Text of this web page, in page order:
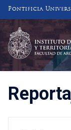
Pontificia
INSTITUTO
Y
FACULTAD DE